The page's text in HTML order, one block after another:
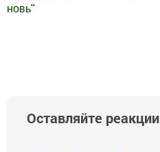
новь"
Оставляйте реакции